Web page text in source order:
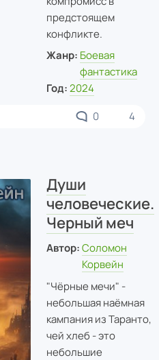
предстоящем
конфликте.
Жанр: Боевая
фантастика
Год: 2024
0 4
Души
человеческие.
Черный меч
Автор: Соломон
Корвейн
"Чёрные мечи" -
небольшая наёмная
кампания из Таранто,
чей хлеб - это
небольшие